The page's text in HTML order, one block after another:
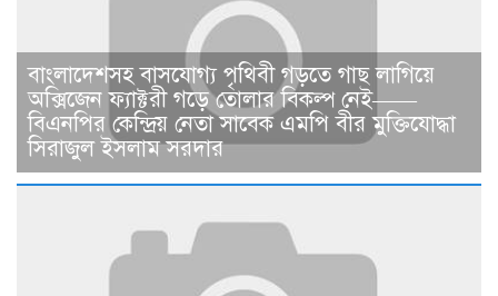
বাংলাদেশসহ বাসযোগ্য পৃথিবী গড়তে গাছ লাগিয়ে
অক্সিজেন ফ্যাক্টরী গড়ে তোলার বিকল্প নেই——
বিএনপির কেন্দ্রিয় নেতা সাবেক এমপি বীর মুক্তিযোদ্ধা
সিরাজুল ইসলাম সরদার